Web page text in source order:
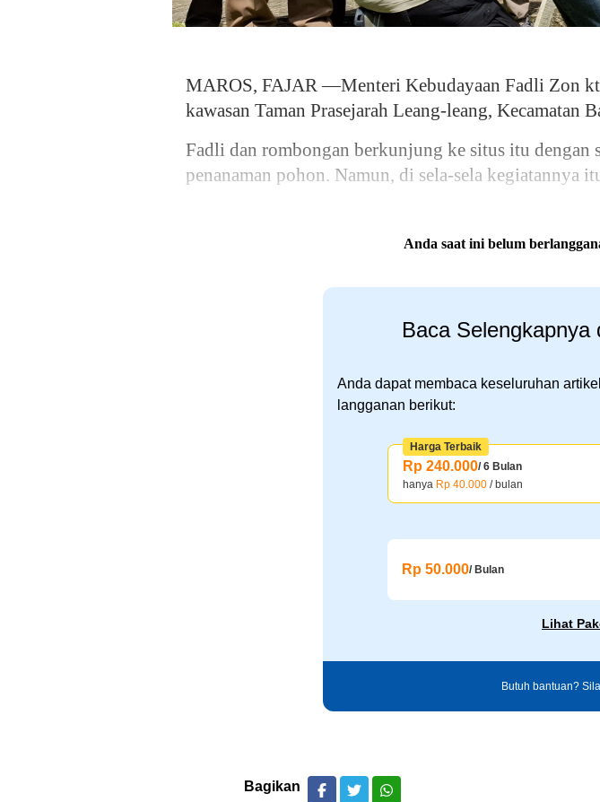
MAROS, FAJAR —Menteri Kebudayaan Fadli Zon
kawasan Taman Prasejarah Leang-leang, Kecamatan
Fadli dan rombongan berkunjung ke situs itu dengan
penanaman pohon. Namun, di sela-sela kegiatannya
Anda saat ini belum
Baca Selengkapnya
Anda dapat membaca keseluruhan
langganan berikut:
Rp 240.000/ 6 Bulan
hanya Rp 40.000 / bulan
Harga Terbaik
Rp 50.000/ Bulan
Lihat
Butuh bantuan?
Bagikan